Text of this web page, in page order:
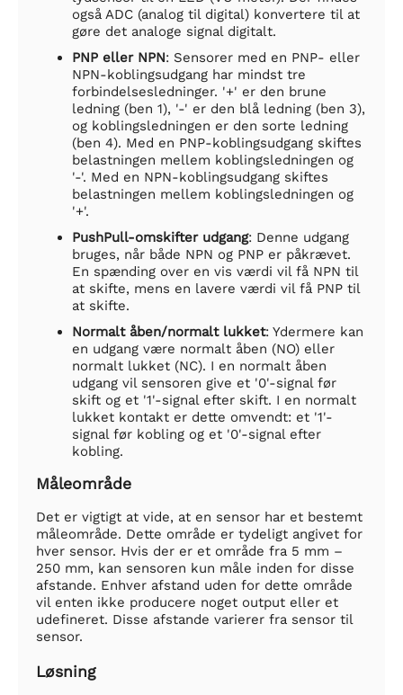
også ADC (analog til digital) konvertere til at
gøre det analoge signal digitalt.
PNP eller NPN: Sensorer med en PNP- eller
NPN-koblingsudgang har mindst tre
forbindelsesledninger. '+' er den brune
ledning (ben 1), '-' er den blå ledning (ben 3),
og koblingsledningen er den sorte ledning
(ben 4). Med en PNP-koblingsudgang skiftes
belastningen mellem koblingsledningen og
'-'. Med en NPN-koblingsudgang skiftes
belastningen mellem koblingsledningen og
'+'.
PushPull-omskifter udgang: Denne udgang
bruges, når både NPN og PNP er påkrævet.
En spænding over en vis værdi vil få NPN til
at skifte, mens en lavere værdi vil få PNP til
at skifte.
Normalt åben/normalt lukket: Ydermere kan
en udgang være normalt åben (NO) eller
normalt lukket (NC). I en normalt åben
udgang vil sensoren give et '0'-signal før
skift og et '1'-signal efter skift. I en normalt
lukket kontakt er dette omvendt: et '1'-
signal før kobling og et '0'-signal efter
kobling.
Måleområde
Det er vigtigt at vide, at en sensor har et bestemt
måleområde. Dette område er tydeligt angivet for
hver sensor. Hvis der er et område fra 5 mm –
250 mm, kan sensoren kun måle inden for disse
afstande. Enhver afstand uden for dette område
vil enten ikke producere noget output eller et
udefineret. Disse afstande varierer fra sensor til
sensor.
Løsning